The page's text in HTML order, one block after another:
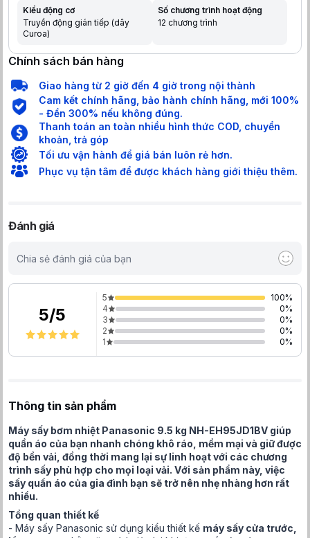
Kiểu động cơ
Truyền động gián tiếp (dây
Curoa)
Số chương trình hoạt động
12 chương trình
Chính sách bán hàng
Giao hàng từ 2 giờ đến 4 giờ trong nội thành
Cam kết chính hãng, bảo hành chính hãng, mới 100%
- Đền 300% nếu không đúng.
Thanh toán an toàn nhiều hình thức COD, chuyển
khoản, trả góp
Tối ưu vận hành để giá bán luôn rẻ hơn.
Phục vụ tận tâm để được khách hàng giới thiệu thêm.
Đánh giá
Chia sẻ đánh giá của bạn
5/5
5 100%
4
0%
3
0%
2
0%
1
0%
Thông tin sản phẩm
Máy sấy bơm nhiệt Panasonic 9.5 kg NH-EH95JD1BV giúp
quần áo của bạn nhanh chóng khô ráo, mềm mại và giữ được
độ bền vải, đồng thời mang lại sự linh hoạt với các chương
trình sấy phù hợp cho mọi loại vải. Với sản phẩm này, việc
sấy quần áo của gia đình bạn sẽ trở nên nhẹ nhàng hơn rất
nhiều.
Tổng quan thiết kế
- Máy sấy Panasonic sử dụng kiểu thiết kế máy sấy cửa trước,